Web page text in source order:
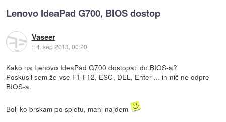
Lenovo IdeaPad G700, BIOS dostop
Vaseer
::4. sep 2013, 00:20
Kako na Lenovo IdeaPad G700 dostopati do BIOS-a?
Poskusil sem že vse F1-F12, ESC, DEL, Enter ... in nič ne odpre
BIOS-a.
Bolj ko brskam po spletu, manj najdem